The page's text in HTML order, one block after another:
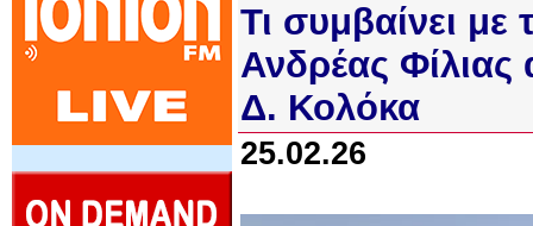
Τι συμβαίνει
Ανδρέας
Δ. Κολόκα
25.02.26